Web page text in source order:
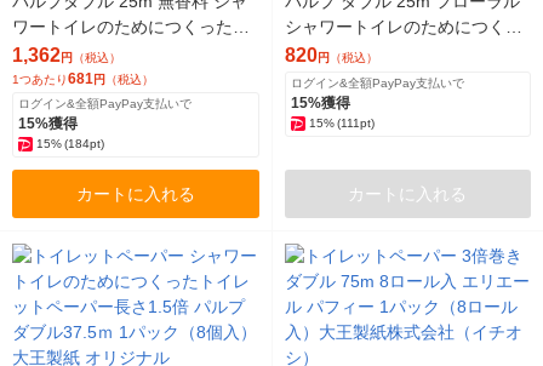
ワートイレのためにつくった吸
水力が2倍 1セット（12ロール
入×2パック）大王製紙
1,362円 （税込）
1つあたり681円 （税込）
ログイン&全額PayPay支払いで
15%獲得
15%(184pt)
カートに入れる
シャワートイレのためにつくっ
た吸水力が2倍 1パック（12ロ
ール入） 大王製紙
820円 （税込）
ログイン&全額PayPay支払いで
15%獲得
15% (111pt)
カートに入れる